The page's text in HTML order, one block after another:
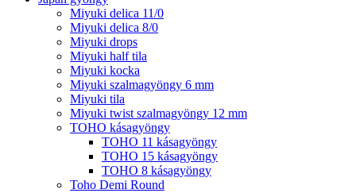
Miyuki delica 11/0
Miyuki delica 8/0
Miyuki drops
Miyuki half tila
Miyuki kocka
Miyuki szalmagyöngy 6 mm
Miyuki tila
Miyuki twist szalmagyöngy 12 mm
TOHO kásagyöngy
TOHO 11 kásagyöngy
TOHO 15 kásagyöngy
TOHO 8 kásagyöngy
Toho Demi Round